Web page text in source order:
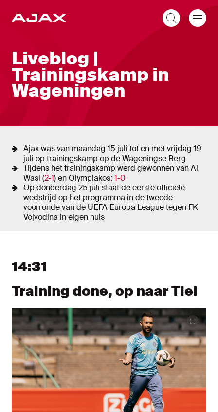
Liveblog
Liveblog |
Trainingskamp in
Wageningen
Ajax was van maandag 15 juli tot en met vrijdag 19
juli op trainingskamp op de Wageningse Berg
Tijdens het trainingskamp werd gewonnen van Al
Wasl (2-1) en Olympiakos: 1-0
Op donderdag 25 juli staat de eerste officiële
wedstrijd op het programma in de tweede
voorronde van de UEFA Europa League tegen FK
Vojvodina in eigen huis
14:31
Training done, op naar Tiel